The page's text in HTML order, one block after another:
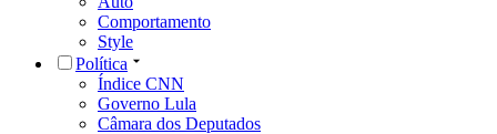
Comportamento
Style
Política
Índice CNN
Governo Lula
Câmara dos Deputados